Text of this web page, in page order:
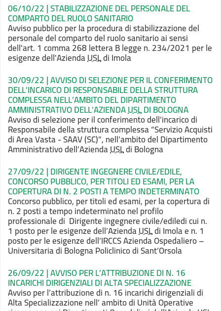
06/10/22 | STABILIZZAZIONE DEL PERSONALE DEL
COMPARTO DEL RUOLO SANITARIO
Avviso pubblico per la procedura di stabilizzazione del
personale del comparto del ruolo sanitario ai sensi
dell'art. 1 comma 268 lettera B legge n. 234/2021 per le
esigenze dell'AziendaUSLdi Imola
30/09/22 | AVVISO DI SELEZIONE PER IL CONFERIMENTO
DELL’INCARICO DI RESPONSABILE DELLA STRUTTURA
COMPLESSA NELL’AMBITO DEL DIPARTIMENTO
AMMINISTRATIVO DELL’AZIENDAUSLDI BOLOGNA
Avviso di selezione per il conferimento dell’incarico di
Responsabile della struttura complessa “Servizio Acquisti
di Area Vasta - SAAV (SC)”, nell’ambito del Dipartimento
Amministrativo dell’AziendaUSLdi Bologna
27/09/22 | DIRIGENTE INGEGNERE CIVILE/EDILE,
CONCORSO PUBBLICO, PER TITOLI ED ESAMI, PER LA
COPERTURA DI N. 2 POSTI A TEMPO INDETERMINATO
Concorso pubblico, per titoli ed esami, per la copertura di
n. 2 posti a tempo indeterminato nel profilo
professionale di Dirigente ingegnere civile/ediledi cui n.
1 posto per le esigenze dell’AziendaUSLdi Imola e n. 1
posto per le esigenze dell’IRCCS Azienda Ospedaliero –
Universitaria di Bologna Policlinico di Sant’Orsola
26/09/22 | AVVISO PER L’ATTRIBUZIONE DI N. 16
INCARICHI DIRIGENZIALI DI ALTA SPECIALIZZAZIONE
Avviso per l’attribuzione di n. 16 incarichi dirigenziali di
Alta Specializzazione nell’ ambito di Unità Operative